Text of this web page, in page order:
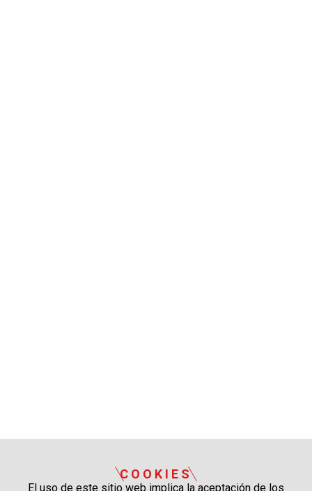
COOKIES
El uso de este sitio web implica la aceptación de los